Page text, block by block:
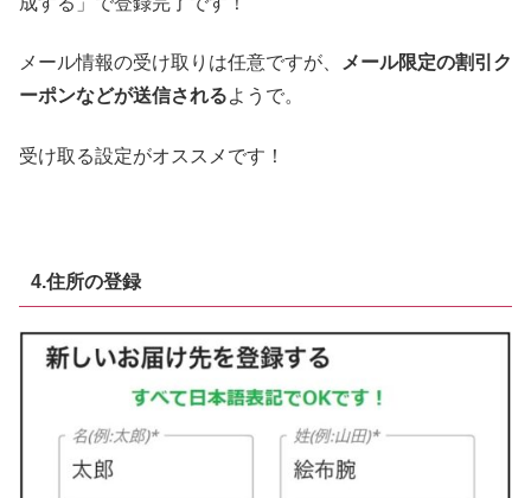
メール情報の受け取りは任意ですが、
メール限定の割引ク
ーポンなどが送信されるようで。
受け取る設定がオススメです！
4.住所の登録